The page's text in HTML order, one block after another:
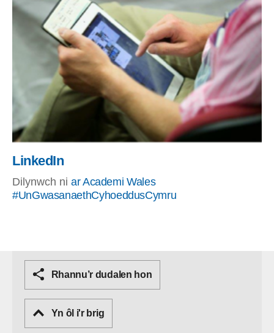
LinkedIn
Dilynwch ni ar Academi Wales
#UnGwasanaethCyhoeddusCymru
Rhannu’r dudalen hon
Yn ôl i'r brig